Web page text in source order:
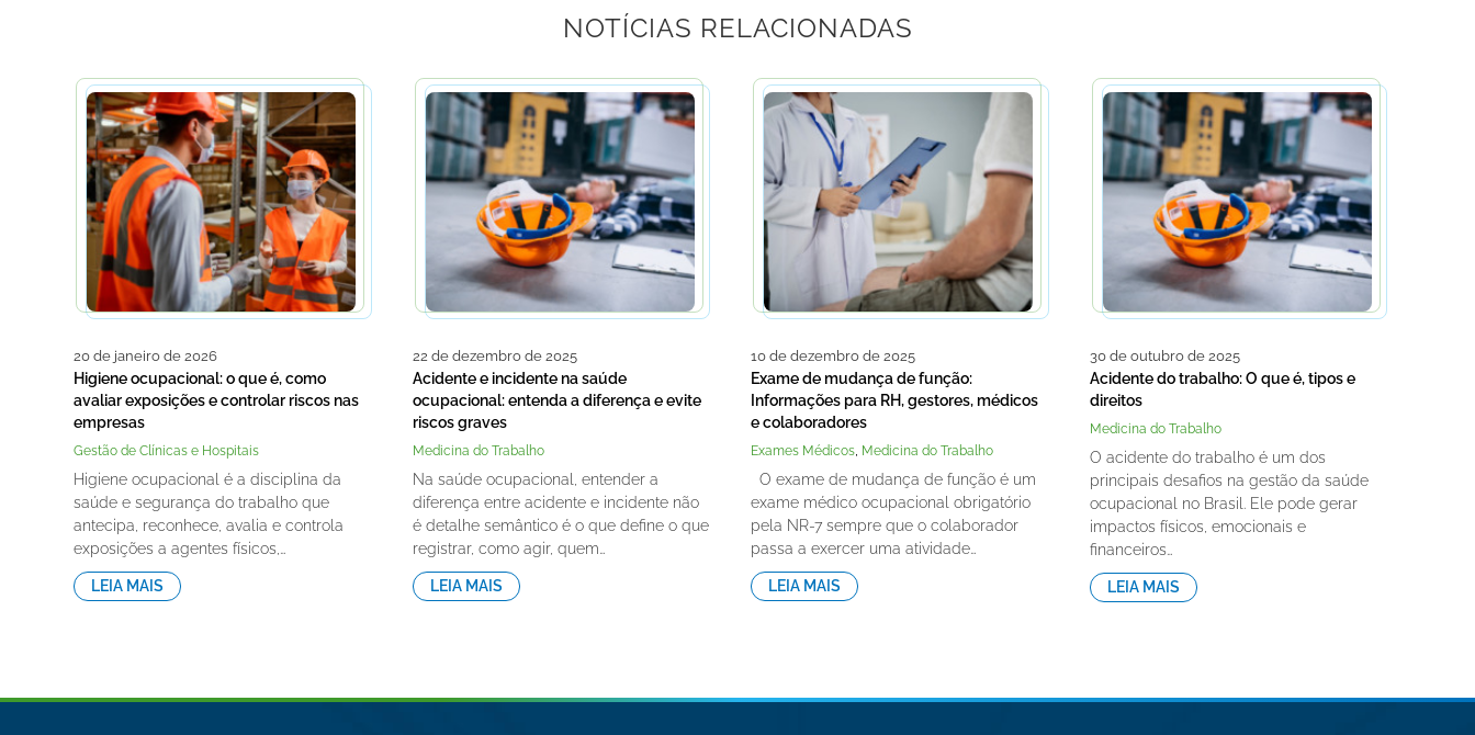
NOTÍCIAS RELACIONADAS
20 de janeiro de 2026
Higiene ocupacional: o que é, como
avaliar exposições e controlar riscos nas
empresas
Gestão de Clínicas e Hospitais
Higiene ocupacional é a disciplina da
saúde e segurança do trabalho que
antecipa, reconhece, avalia e controla
exposições a agentes físicos,…
LEIA MAIS
22 de dezembro de 2025
Acidente e incidente na saúde
ocupacional: entenda a diferença e evite
riscos graves
Medicina do Trabalho
Na saúde ocupacional, entender a
diferença entre acidente e incidente não
é detalhe semântico é o que define o que
registrar, como agir, quem…
LEIA MAIS
10 de dezembro de 2025
Exame de mudança de função:
Informações para RH, gestores, médicos
e colaboradores
Exames Médicos, Medicina do Trabalho
O exame de mudança de função é um
exame médico ocupacional obrigatório
pela NR-7 sempre que o colaborador
passa a exercer uma atividade…
LEIA MAIS
30 de outubro de 2025
Acidente do trabalho: O que é, tipos e
direitos
Medicina do Trabalho
O acidente do trabalho é um dos
principais desafios na gestão da saúde
ocupacional no Brasil. Ele pode gerar
impactos físicos, emocionais e
financeiros…
LEIA MAIS